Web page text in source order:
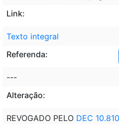
Link:
Texto integral
Referenda:
---
Alteração:
REVOGADO PELO DEC 10.810